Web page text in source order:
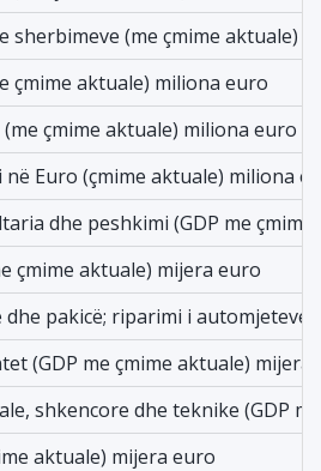
sherbimeve (me çmime aktuale)
çmime aktuale) miliona euro
çmime aktuale) miliona euro
Euro (çmime aktuale) miliona
dhe peshkimi (GDP me
çmime aktuale) mijera euro
pakicë; riparimi i
(GDP me çmime aktuale) mijera
shkencore dhe teknike (GDP
aktuale) mijera euro